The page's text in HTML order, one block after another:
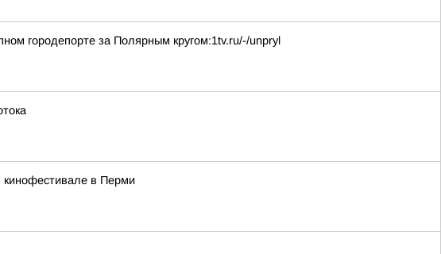
городепорте за Полярным кругом:1tv.ru/-/unpryl
кинофестивале в Перми